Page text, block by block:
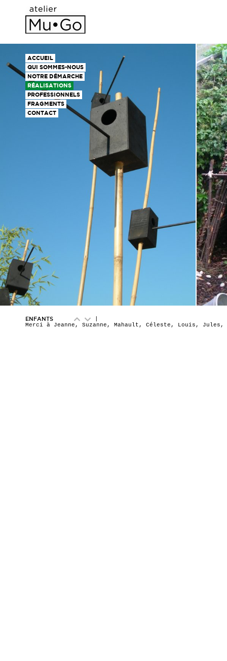
ACCUEIL
QUI SOMMES-NOUS
NOTRE DÉMARCHE
RÉALISATIONS
PROFESSIONNELS
FRAGMENTS
CONTACT
ENFANTS
Merci à Jeanne, Suzanne, Mahault, Céleste, Louis,